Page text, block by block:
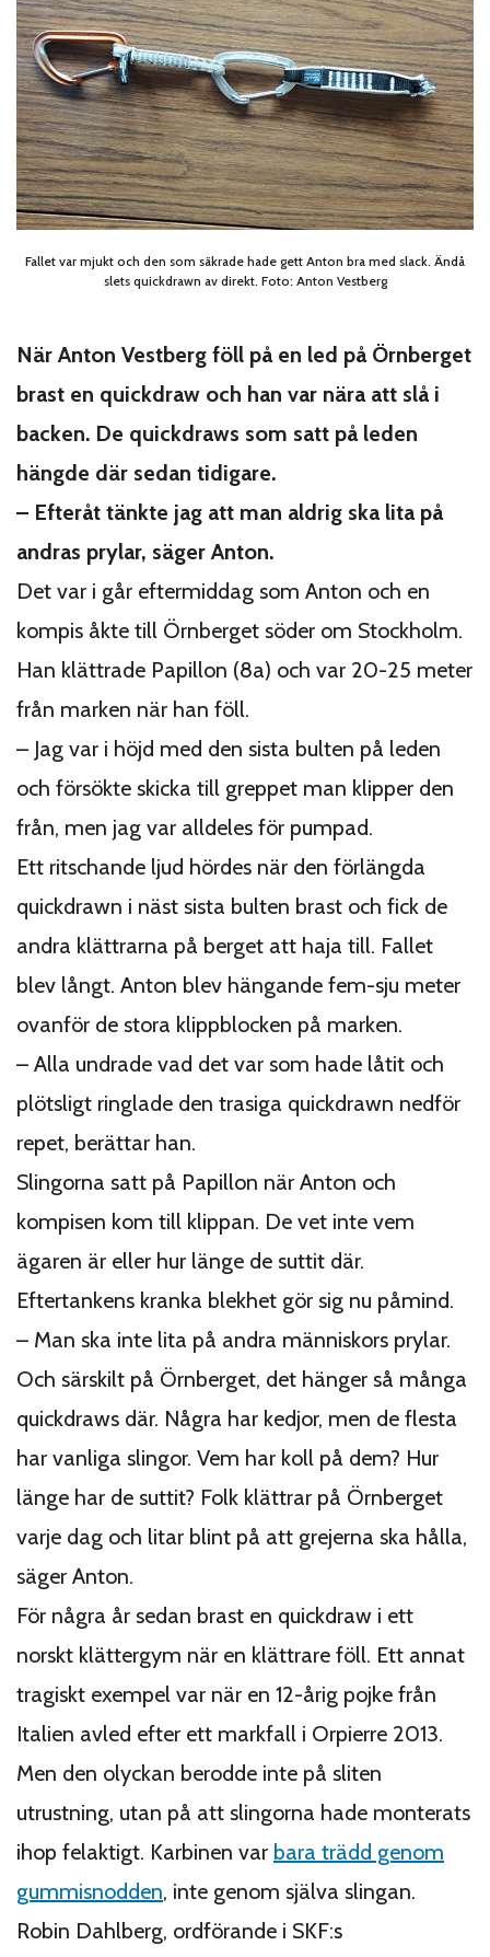
Fallet var mjukt och den som säkrade hade gett Anton bra med slack. Ändå
slets quickdrawn av direkt. Foto: Anton Vestberg
När Anton Vestberg föll på en led på Örnberget
brast en quickdraw och han var nära att slå i
backen. De quickdraws som satt på leden
hängde där sedan tidigare.
– Efteråt tänkte jag att man aldrig ska lita på
andras prylar, säger Anton.
Det var i går eftermiddag som Anton och en
kompis åkte till Örnberget söder om Stockholm.
Han klättrade Papillon (8a) och var 20-25 meter
från marken när han föll.
– Jag var i höjd med den sista bulten på leden
och försökte skicka till greppet man klipper den
från, men jag var alldeles för pumpad.
Ett ritschande ljud hördes när den förlängda
quickdrawn i näst sista bulten brast och fick de
andra klättrarna på berget att haja till. Fallet
blev långt. Anton blev hängande fem-sju meter
ovanför de stora klippblocken på marken.
– Alla undrade vad det var som hade låtit och
plötsligt ringlade den trasiga quickdrawn nedför
repet, berättar han.
Slingorna satt på Papillon när Anton och
kompisen kom till klippan. De vet inte vem
ägaren är eller hur länge de suttit där.
Eftertankens kranka blekhet gör sig nu påmind.
– Man ska inte lita på andra människors prylar.
Och särskilt på Örnberget, det hänger så många
quickdraws där. Några har kedjor, men de flesta
har vanliga slingor. Vem har koll på dem? Hur
länge har de suttit? Folk klättrar på Örnberget
varje dag och litar blint på att grejerna ska hålla,
säger Anton.
För några år sedan brast en quickdraw i ett
norskt klättergym när en klättrare föll. Ett annat
tragiskt exempel var när en 12-årig pojke från
Italien avled efter ett markfall i Orpierre 2013.
Men den olyckan berodde inte på sliten
utrustning, utan på att slingorna hade monterats
ihop felaktigt. Karbinen var bara trädd genom
gummisnodden, inte genom själva slingan.
Robin Dahlberg, ordförande i SKF:s